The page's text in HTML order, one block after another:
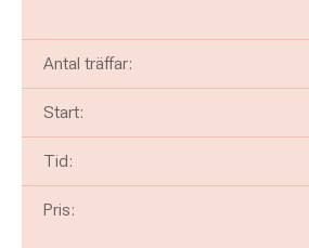
Antal träffar:
Start:
Tid:
Pris: